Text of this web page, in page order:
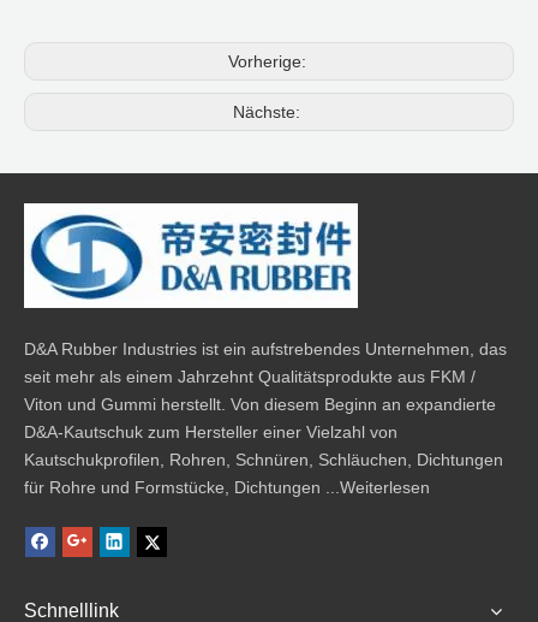
Vorherige:
Nächste:
D&A Rubber Industries ist ein aufstrebendes Unternehmen, das
seit mehr als einem Jahrzehnt Qualitätsprodukte aus FKM /
Viton und Gummi herstellt. Von diesem Beginn an expandierte
D&A-Kautschuk zum Hersteller einer Vielzahl von
Kautschukprofilen, Rohren, Schnüren, Schläuchen, Dichtungen
für Rohre und Formstücke, Dichtungen ... Weiterlesen
Schnelllink